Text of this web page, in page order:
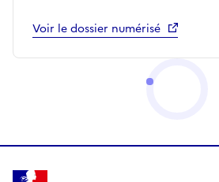
Voir le dossier numérisé